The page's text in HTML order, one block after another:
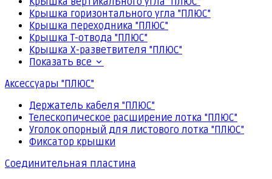
Крышка горизонтального угла "ПЛЮС"
Крышка переходника "ПЛЮС"
Крышка Т-отвода "ПЛЮС"
Крышка Х-разветвителя "ПЛЮС"
Показать все
Аксессуары "ПЛЮС"
Держатель кабеля "ПЛЮС"
Телескопическое расширение лотка "ПЛЮС"
Уголок опорный для листового лотка "ПЛЮС"
Фиксатор крышки
Соединительная пластина